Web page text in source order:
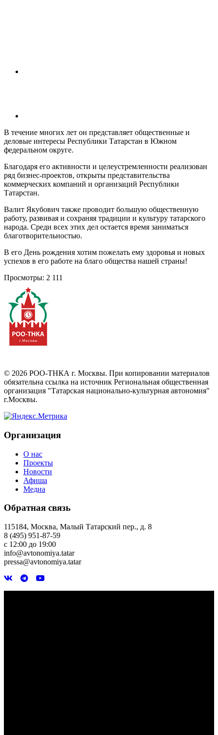
В течение многих лет он представляет общественные и
деловые интересы Республики Татарстан в Южном
федеральном округе.
Благодаря его активности и целеустремленности реализован
ряд бизнес-проектов, открыты представительства
коммерческих компаний и организаций Республики
Татарстан.
Валит Якубович также проводит большую общественную
работу, развивая и сохраняя традиции и культуру татарского
народа. Среди всех этих дел остается время заниматься
благотворительностью.
В его День рождения хотим пожелать ему здоровья и новых
успехов в его работе на благо общества нашей страны!
Просмотры: 2 111
© 2026 РОО-ТНКА г. Москвы. При копировании материалов
обязательна ссылка на источник Региональная общественная
организация "Татарская национально-культурная автономия"
г.Москвы.
Организация
О нас
Проекты
Новости
Афиша
Медиа
Обратная связь
115184, Москва, Малый Татарский пер., д. 8
8 (495) 951-87-59
с 12:00 до 19:00
info@avtonomiya.tatar
pressa@avtonomiya.tatar